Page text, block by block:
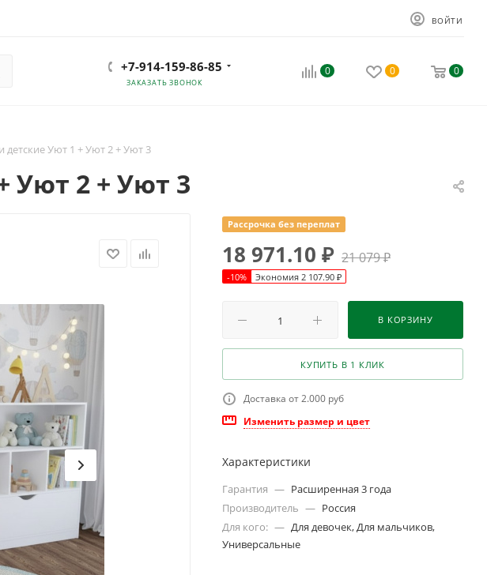
ВОЙТИ
+7-914-159-86-85
ЗАКАЗАТЬ ЗВОНОК
0 0 0
детские Уют 1 + Уют 2 + Уют 3
Уют 2 + Уют 3
Рассрочка без переплат
18 971.10 ₽ 21 079₽
-10% Экономия 2 107.90 ₽
В КОРЗИНУ
КУПИТЬ В 1 КЛИК
Доставка от 2.000 руб
Изменить размер и цвет
Характеристики
Гарантия — Расширенная 3 года
Производитель — Россия
Для кого: — Для девочек, Для мальчиков,
Универсальные